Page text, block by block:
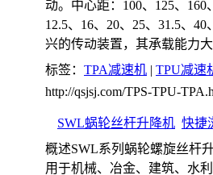
动。中心距：100、125、160
12.5、16、20、25、31.5、
兴的传动装置，其承载能力
标签： TPA减速机 | TPU减速
http://qsjsj.com/TPS-TPU-
SWL蜗轮丝杆升降机 快捷
概述SWL系列蜗轮螺旋丝杆
用于机械、冶金、建筑、水